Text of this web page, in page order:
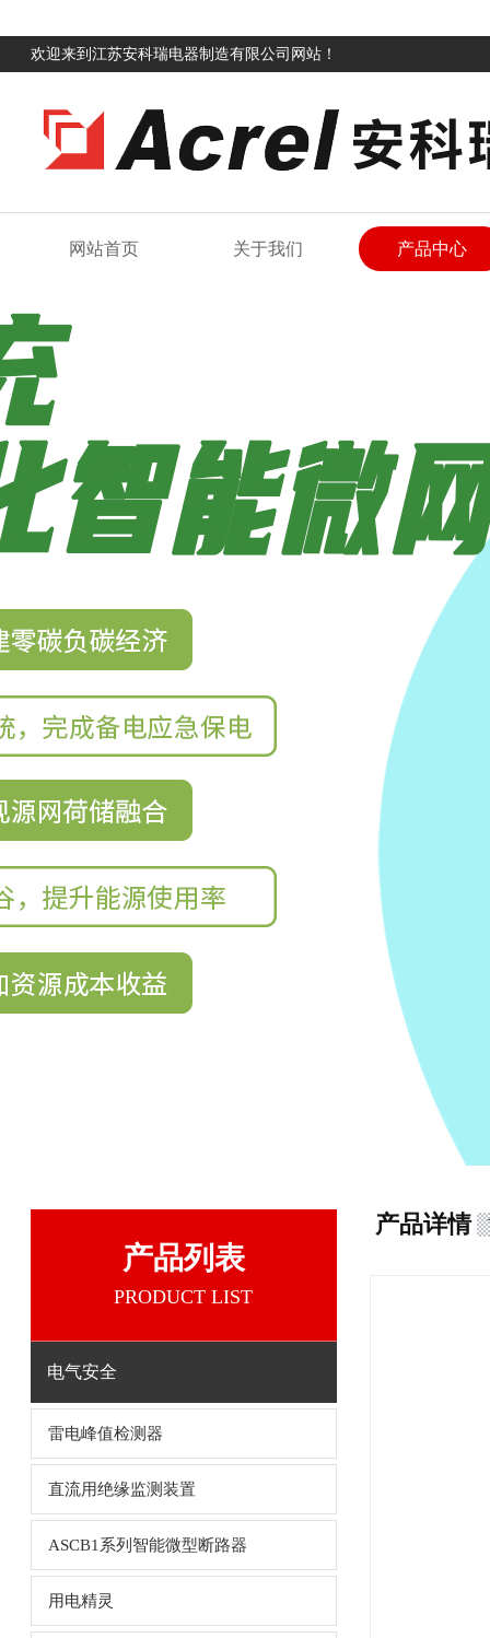
欢迎来到江苏安科瑞电器制造有限公司网站！
网站首页 关于我们 产品中心
产品列表
PRODUCT LIST
电气安全
雷电峰值检测器
直流用绝缘监测装置
ASCB1系列智能微型断路器
用电精灵
产品详情